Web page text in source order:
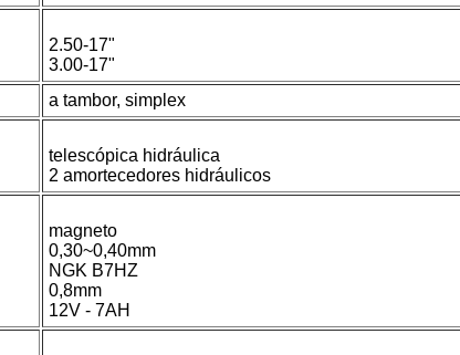
2.50-17"
3.00-17"
a tambor, simplex
telescópica hidráulica
2 amortecedores hidráulicos
magneto
0,30~0,40mm
NGK B7HZ
0,8mm
12V - 7AH